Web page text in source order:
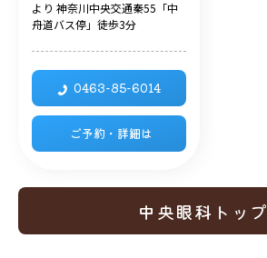
より 神奈川中央交通秦55「中
舟道バス停」徒歩3分
0463-85-6014
ご予約・詳細は
中央眼科トップ